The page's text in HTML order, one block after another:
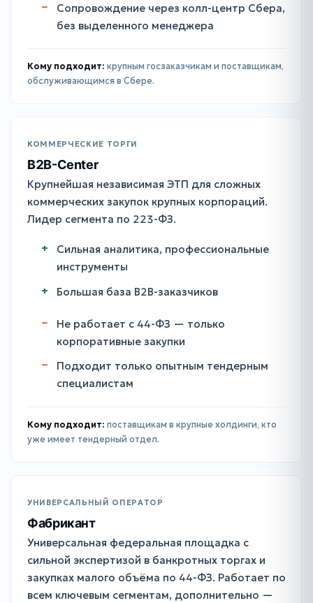
Сопровождение через колл-центр Сбера,
без выделенного менеджера
Кому подходит: крупным госзаказчикам и поставщикам,
обслуживающимся в Сбере.
КОММЕРЧЕСКИЕ ТОРГИ
B2B-Center
Крупнейшая независимая ЭТП для сложных
коммерческих закупок крупных корпораций.
Лидер сегмента по 223-ФЗ.
Сильная аналитика, профессиональные
инструменты
Большая база B2B-заказчиков
Не работает с 44-ФЗ — только
корпоративные закупки
Подходит только опытным тендерным
специалистам
Кому подходит: поставщикам в крупные холдинги, кто
уже имеет тендерный отдел.
УНИВЕРСАЛЬНЫЙ ОПЕРАТОР
Фабрикант
Универсальная федеральная площадка с
сильной экспертизой в банкротных торгах и
закупках малого объёма по 44-ФЗ. Работает по
всем ключевым сегментам, дополнительно —